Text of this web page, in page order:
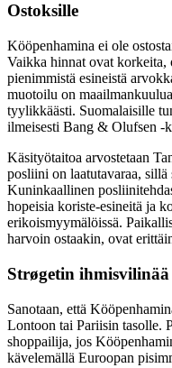
Ostoksille
Kööpenhamina ei ole
Vaikka hinnat ovat korkeita,
pienimmistä esineistä
muotoilu on
tyylikkäästi. Suomalaisille
ilmeisesti Bang & Olufsen -
Käsityötaitoa arvostetaan
posliini on laatutavaraa, sillä
Kuninkaallinen
hopeisia koriste-esineitä ja
erikoismyymälöissä.
harvoin ostaakin, ovat
Strøgetin
Sanotaan, että
Lontoon tai Pariisin tasolle.
shoppailija, jos
kävelemällä Euroopan